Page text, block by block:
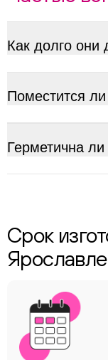
Как долго они
Поместится
Герметична
Срок
Ярославле